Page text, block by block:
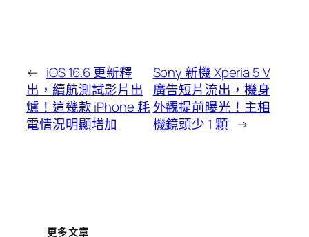
← iOS 16.6 更新釋
出，續航測試影片出
爐！這幾款 iPhone 耗
電情況明顯增加
Sony 新機 Xperia 5 V
廣告短片流出，機身
外觀提前曝光！主相
機鏡頭少 1 顆 →
更多文章